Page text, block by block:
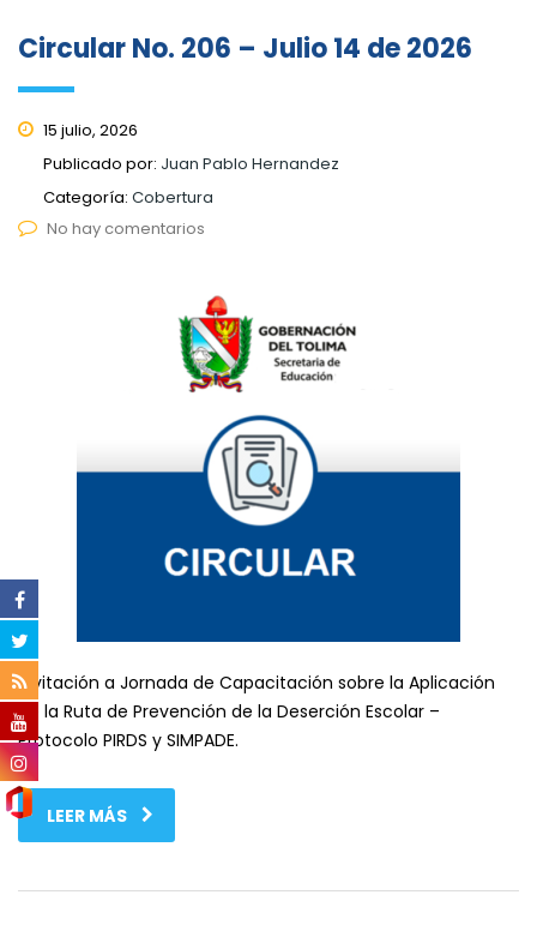
Circular No. 206 – Julio 14 de 2026
15 julio, 2026
Publicado por: Juan Pablo Hernandez
Categoría: Cobertura
No hay comentarios
Invitación a Jornada de Capacitación sobre la Aplicación
de la Ruta de Prevención de la Deserción Escolar –
Protocolo PIRDS y SIMPADE.
LEER MÁS